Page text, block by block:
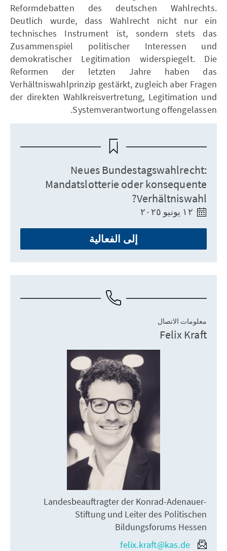
Reformdebatten des deutschen Wahlrechts.
Deutlich wurde, dass Wahlrecht nicht nur ein
technisches Instrument ist, sondern stets das
Zusammenspiel politischer Interessen und
demokratischer Legitimation widerspiegelt. Die
Reformen der letzten Jahre haben das
Verhältniswahlprinzip gestärkt, zugleich aber Fragen
der direkten Wahlkreisvertretung, Legitimation und
Systemverantwortung offengelassen.
Neues Bundestagswahlrecht:
Mandatslotterie oder konsequente
Verhältniswahl?
إلى الفعالية
معلومات الاتصال
Felix Kraft
Landesbeauftragter der Konrad-Adenauer-
Stiftung und Leiter des Politischen
Bildungsforums Hessen
felix.kraft@kas.de